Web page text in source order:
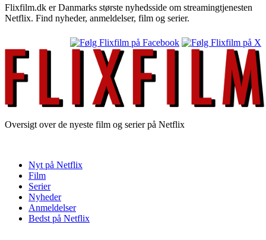
Flixfilm.dk er Danmarks største nyhedsside om streamingtjenesten
Netflix. Find nyheder, anmeldelser, film og serier.
Oversigt over de nyeste film og serier på Netflix
Nyt på Netflix
Film
Serier
Nyheder
Anmeldelser
Bedst på Netflix